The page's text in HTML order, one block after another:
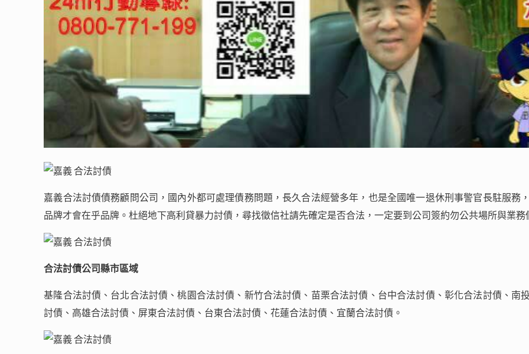
嘉義合法討債債務顧問公司，國內外都可處理債務問題，長久合法經營多年，也是全國唯一退休刑事警官長駐服務
品牌才會在乎品牌。杜絕地下高利貸暴力討債，尋找徵信社請先確定是否合法，一定要到公司簽約勿公共場所與業務
合法討債公司縣市區域
基隆合法討債、台北合法討債、桃園合法討債、新竹合法討債、苗栗合法討債、台中合法討債、彰化合法討債、南
討債、高雄合法討債、屏東合法討債、台東合法討債、花蓮合法討債、宜蘭合法討債。